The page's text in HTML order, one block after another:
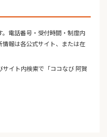
電話番号・受付時間・制度内
報は各公式サイト、または在
イト内検索で「ココなび 阿賀